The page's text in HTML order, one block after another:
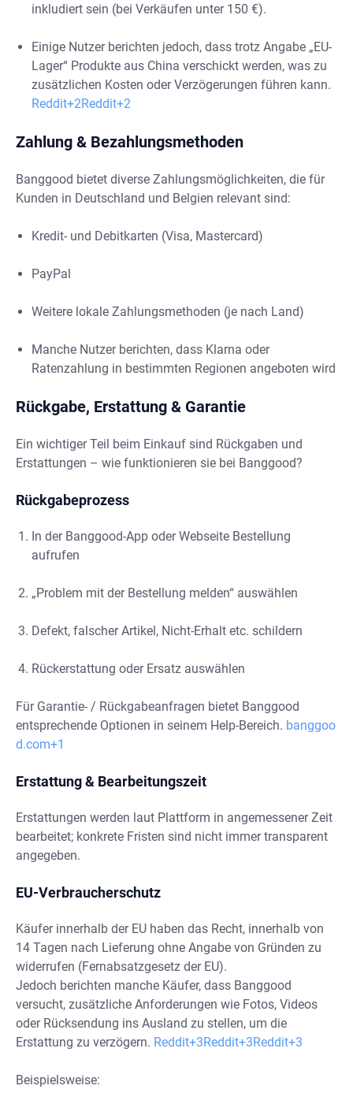
inkludiert sein (bei Verkäufen unter 150 €).
Einige Nutzer berichten jedoch, dass trotz Angabe „EU-
Lager“ Produkte aus China verschickt werden, was zu
zusätzlichen Kosten oder Verzögerungen führen kann.
Reddit+2Reddit+2
Zahlung & Bezahlungsmethoden
Banggood bietet diverse Zahlungsmöglichkeiten, die für
Kunden in Deutschland und Belgien relevant sind:
Kredit- und Debitkarten (Visa, Mastercard)
PayPal
Weitere lokale Zahlungsmethoden (je nach Land)
Manche Nutzer berichten, dass Klarna oder
Ratenzahlung in bestimmten Regionen angeboten wird
Rückgabe, Erstattung & Garantie
Ein wichtiger Teil beim Einkauf sind Rückgaben und
Erstattungen – wie funktionieren sie bei Banggood?
Rückgabeprozess
In der Banggood-App oder Webseite Bestellung
aufrufen
„Problem mit der Bestellung melden“ auswählen
Defekt, falscher Artikel, Nicht-Erhalt etc. schildern
Rückerstattung oder Ersatz auswählen
Für Garantie- / Rückgabeanfragen bietet Banggood
entsprechende Optionen in seinem Help-Bereich. banggoo
d.com+1
Erstattung & Bearbeitungszeit
Erstattungen werden laut Plattform in angemessener Zeit
bearbeitet; konkrete Fristen sind nicht immer transparent
angegeben.
EU-Verbraucherschutz
Käufer innerhalb der EU haben das Recht, innerhalb von
14 Tagen nach Lieferung ohne Angabe von Gründen zu
widerrufen (Fernabsatzgesetz der EU).
Jedoch berichten manche Käufer, dass Banggood
versucht, zusätzliche Anforderungen wie Fotos, Videos
oder Rücksendung ins Ausland zu stellen, um die
Erstattung zu verzögern. Reddit+3Reddit+3Reddit+3
Beispielsweise: